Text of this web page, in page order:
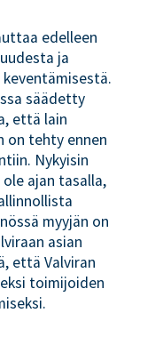
edelleen
ja
säädetty
että lain
on tehty ennen
Nykyisin
ajan tasalla,
myyjän on
asian
että Valviran
toimijoiden